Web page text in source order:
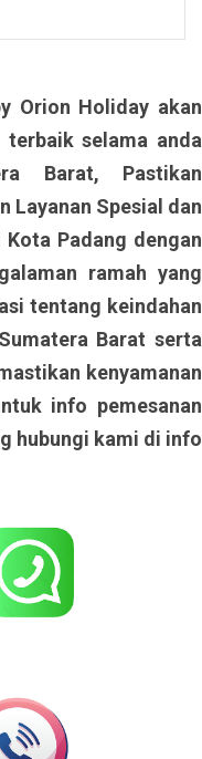
Orion Holiday akan
selama anda
Barat, Pastikan
Layanan Spesial dan
Padang dengan
ramah yang
tentang keindahan
Barat serta
kenyamanan
info pemesanan
hubungi kami di info